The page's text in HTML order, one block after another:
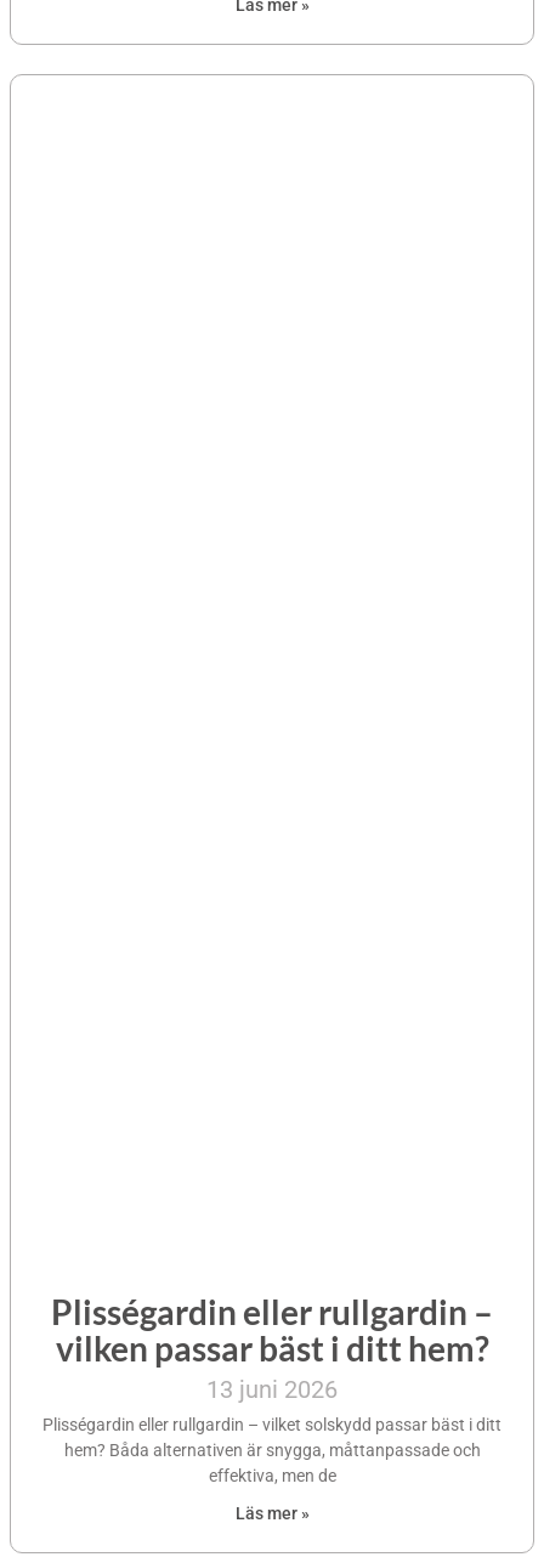
Läs mer »
Plisségardin eller rullgardin –
vilken passar bäst i ditt hem?
13 juni 2026
Plisségardin eller rullgardin – vilket solskydd passar bäst i ditt
hem? Båda alternativen är snygga, måttanpassade och
effektiva, men de
Läs mer »